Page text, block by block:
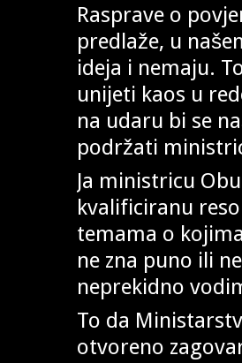
Rasprave o
predlaže, u
ideja i nemaju.
unijeti kaos u
na udaru bi se
podržati
Ja ministricu
kvalificiranu
temama o
ne zna puno ili
neprekidno
To da
otvoreno